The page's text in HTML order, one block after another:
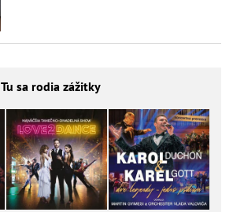
sa rodia zážitky